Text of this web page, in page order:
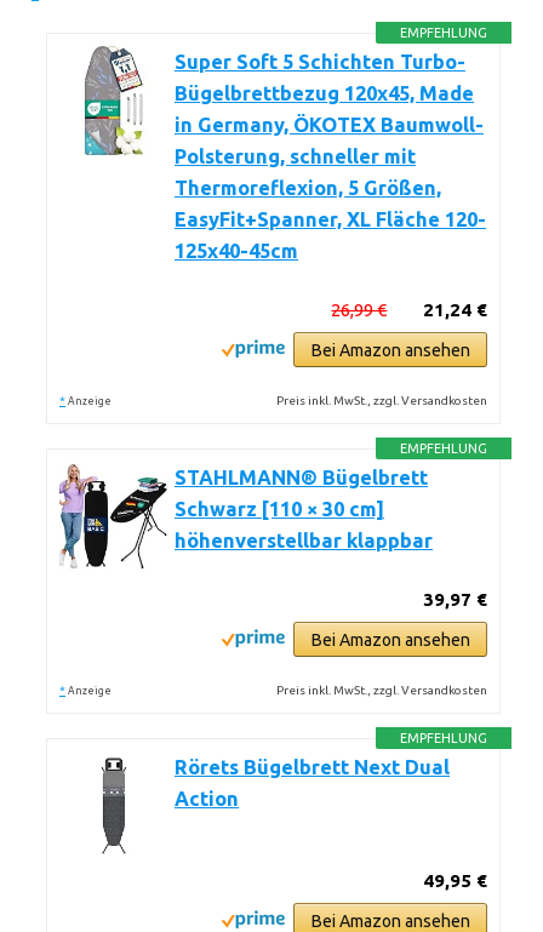
EMPFEHLUNG
Super Soft 5 Schichten Turbo-
Bügelbrettbezug 120x45, Made
in Germany, ÖKOTEX Baumwoll-
Polsterung, schneller mit
Thermoreflexion, 5 Größen,
EasyFit+Spanner, XL Fläche 120-
125x40-45cm
21,24 €
26,99 €
Bei Amazon ansehen
* Anzeige Preis inkl. MwSt., zzgl. Versandkosten
EMPFEHLUNG
STAHLMANN® Bügelbrett
Schwarz [110 × 30 cm]
höhenverstellbar klappbar
39,97 €
Bei Amazon ansehen
* Anzeige Preis inkl. MwSt., zzgl. Versandkosten
EMPFEHLUNG
Rörets Bügelbrett Next Dual
Action
49,95 €
Bei Amazon ansehen